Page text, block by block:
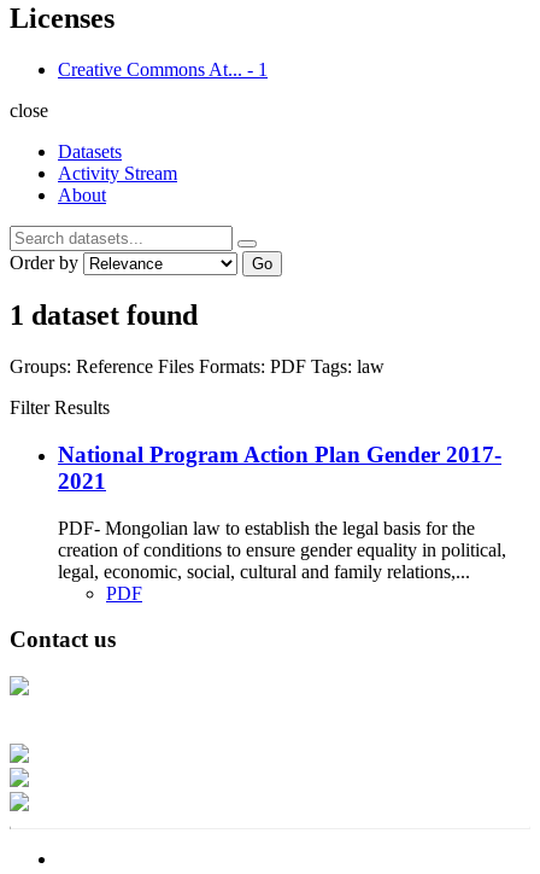
Licenses
Creative Commons At... - 1
close
Datasets
Activity Stream
About
Order by Go
1 dataset found
Groups: Reference Files Formats: PDF Tags: law
Filter Results
National Program Action Plan Gender 2017-
2021
PDF- Mongolian law to establish the legal basis for the
creation of conditions to ensure gender equality in political,
legal, economic, social, cultural and family relations,...
PDF
Contact us